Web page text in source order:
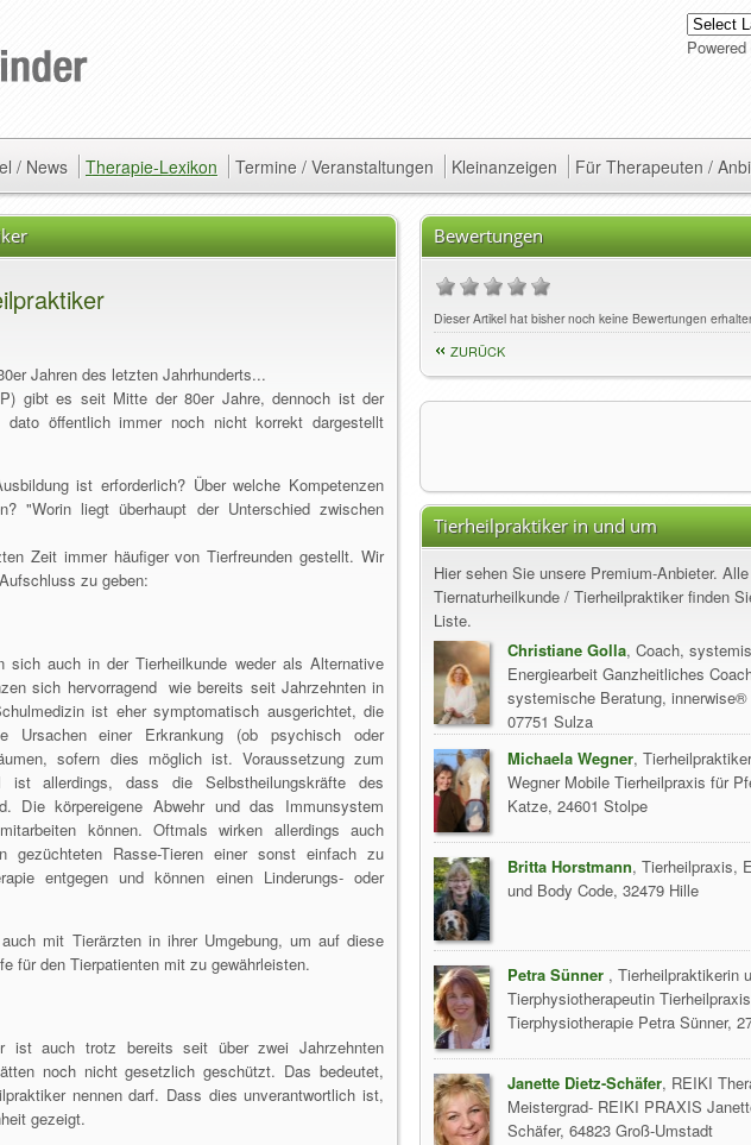
Powered
/ News Therapie-Lexikon Termine / Veranstaltungen Kleinanzeigen Für Therapeuten /
Jahren des letzten Jahrhunderts...
gibt es seit Mitte der 80er Jahre, dennoch ist der
dato öffentlich immer noch nicht korrekt dargestellt
ist erforderlich? Über welche Kompetenzen
"Worin liegt überhaupt der Unterschied zwischen
Zeit immer häufiger von Tierfreunden gestellt. Wir
zu geben:
sich auch in der Tierheilkunde weder als Alternative
sich hervorragend wie bereits seit Jahrzehnten in
ist eher symptomatisch ausgerichtet, die
Ursachen einer Erkrankung (ob psychisch oder
sofern dies möglich ist. Voraussetzung zum
ist allerdings, dass die Selbstheilungskräfte des
Die körpereigene Abwehr und das Immunsystem
können. Oftmals wirken allerdings auch
gezüchteten Rasse-Tieren einer sonst einfach zu
entgegen und können einen Linderungs- oder
mit Tierärzten in ihrer Umgebung, um auf diese
für den Tierpatienten mit zu gewährleisten.
ist auch trotz bereits seit über zwei Jahrzehnten
noch nicht gesetzlich geschützt. Das bedeutet,
nennen darf. Dass dies unverantwortlich ist,
gezeigt.
Bewertungen
Dieser Artikel hat bisher noch keine Bewertungen
ZURÜCK
Tierheilpraktiker in und um
Hier sehen Sie unsere Premium-Anbieter.
Tiernaturheilkunde / Tierheilpraktiker finden
Liste.
Christiane Golla, Coach,
Energiearbeit Ganzheitliches
systemische Beratung, innerwise®
07751 Sulza
Michaela Wegner,
Wegner Mobile Tierheilpraxis für
Katze, 24601 Stolpe
Britta Horstmann, Tierheilpraxis,
und Body Code, 32479 Hille
Petra Sünner , Tierheilpraktikerin
Tierphysiotherapeutin
Tierphysiotherapie Petra Sünner,
Janette Dietz-Schäfer, REIKI
Meistergrad- REIKI PRAXIS
Schäfer, 64823 Groß-Umstadt